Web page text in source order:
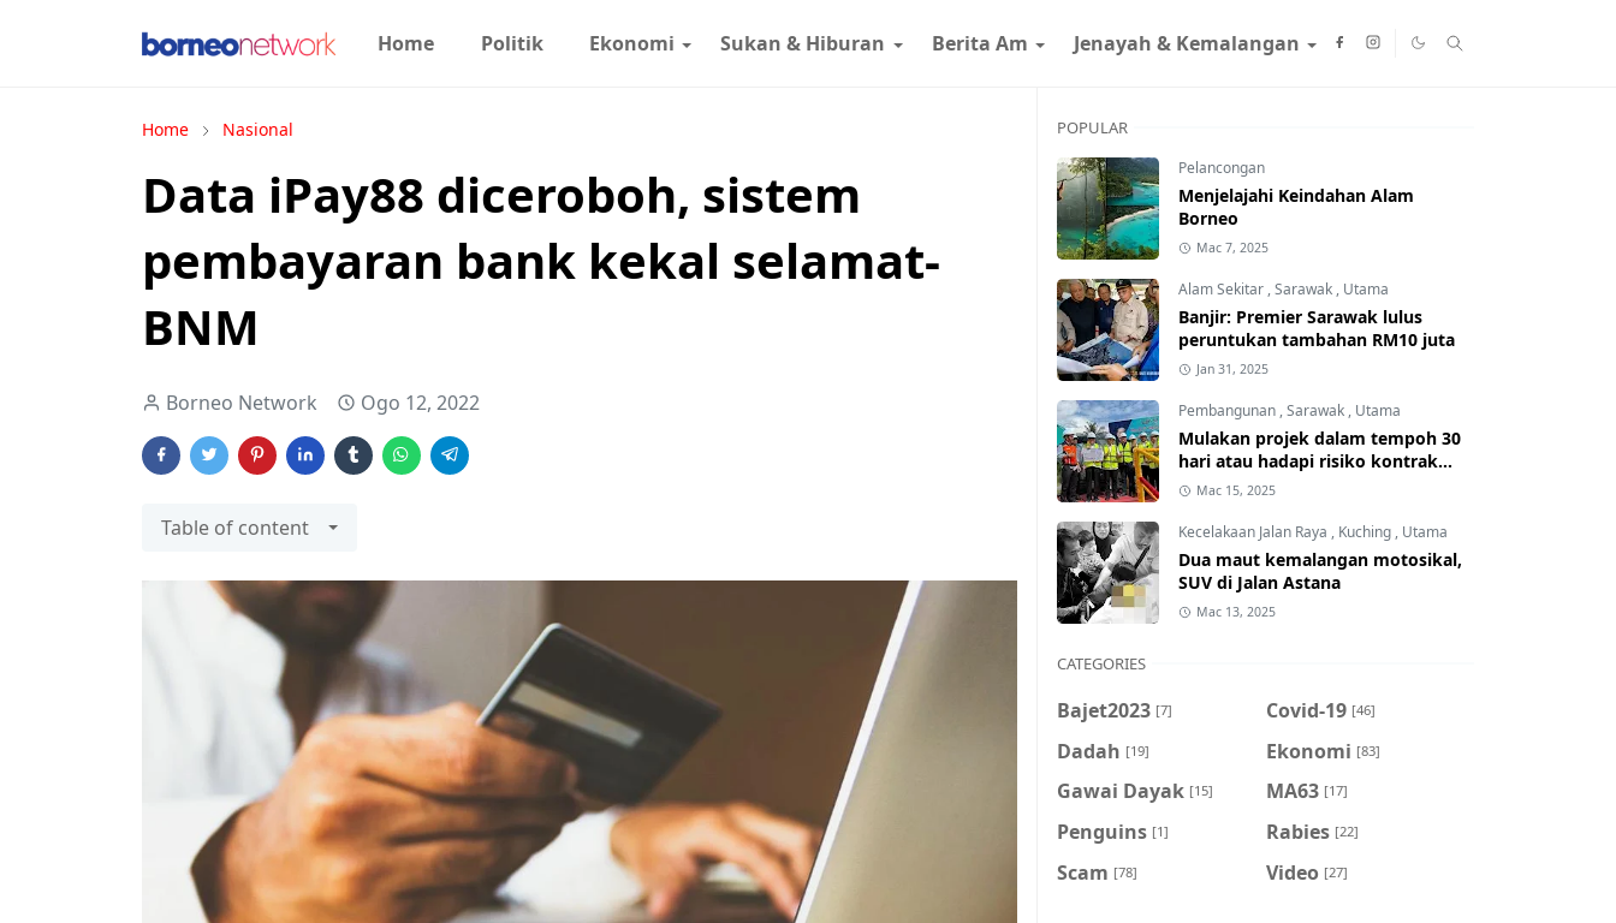
Home Politik Ekonomi Sukan & Hiburan Berita Am Jenayah & Kemalangan
Home Nasional
Data iPay88 diceroboh, sistem
pembayaran bank kekal selamat-
BNM
Borneo Network Ogo 12, 2022
Table of content
POPULAR
Pelancongan
Menjelajahi Keindahan Alam
Borneo
Mac 7, 2025
Alam Sekitar ,Sarawak , Utama
Banjir: Premier Sarawak lulus
peruntukan tambahan RM10 juta
Jan 31, 2025
Pembangunan ,Sarawak , Utama
Mulakan projek dalam tempoh 30
hari atau hadapi risiko kontrak
ditamatkan
Mac 15, 2025
Kecelakaan Jalan Raya , Kuching , Utama
Dua maut kemalangan motosikal,
SUV di Jalan Astana
Mac 13, 2025
CATEGORIES
Bajet2023 [7] Covid-19 [46]
Dadah [19] Ekonomi [83]
Gawai Dayak [15] MA63 [17]
Penguins [1] Rabies [22]
Scam [78] Video [27]